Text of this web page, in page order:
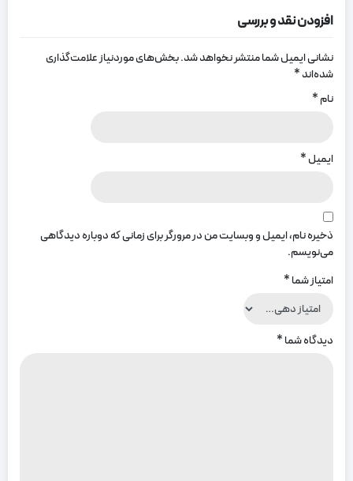
افزودن نقد و بررسی
نشانی ایمیل شما منتشر نخواهد شد.بخش‌های موردنیاز علامت‌گذاری
شده‌اند*
نام*
ایمیل*
ذخیره نام، ایمیل و وبسایت من در مرورگر برای زمانی که دوباره دیدگاهی
می‌نویسم.
امتیاز شما*
دیدگاه شما*